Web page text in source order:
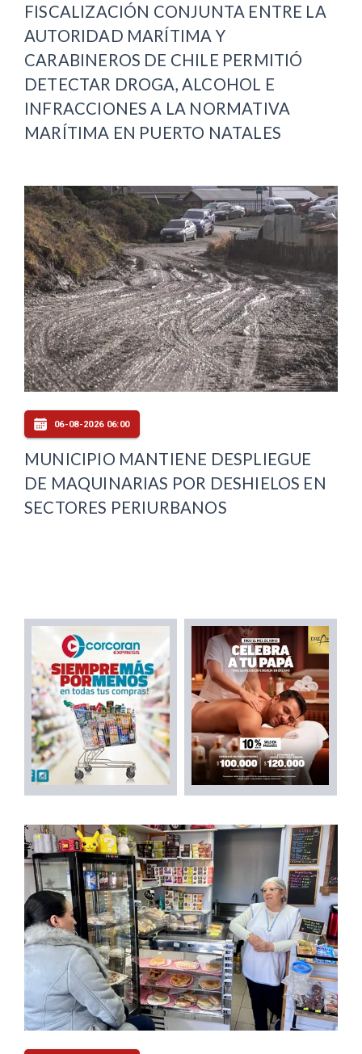
FISCALIZACIÓN CONJUNTA ENTRE LA
AUTORIDAD MARÍTIMA Y
CARABINEROS DE CHILE PERMITIÓ
DETECTAR DROGA, ALCOHOL E
INFRACCIONES A LA NORMATIVA
MARÍTIMA EN PUERTO NATALES
06-08-2026 06:00
MUNICIPIO MANTIENE DESPLIEGUE
DE MAQUINARIAS POR DESHIELOS EN
SECTORES PERIURBANOS